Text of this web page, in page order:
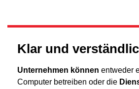
Klar und
Unternehmen können entweder
Computer betreiben oder die